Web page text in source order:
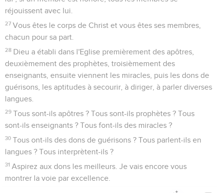
réjouissent avec lui.
27 Vous êtes le corps de Christ et vous êtes ses membres,
chacun pour sa part.
28 Dieu a établi dans l'Eglise premièrement des apôtres,
deuxièmement des prophètes, troisièmement des
enseignants, ensuite viennent les miracles, puis les dons de
guérisons, les aptitudes à secourir, à diriger, à parler diverses
langues.
29 Tous sont-ils apôtres ? Tous sont-ils prophètes ? Tous
sont-ils enseignants ? Tous font-ils des miracles ?
30 Tous ont-ils des dons de guérisons ? Tous parlent-ils en
langues ? Tous interprètent-ils ?
31 Aspirez aux dons les meilleurs. Je vais encore vous
montrer la voie par excellence.